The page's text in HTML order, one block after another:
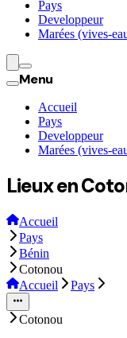
Pays
Developpeur
Marées (vives-
Menu
Accueil
Pays
Developpeur
Marées (vives-
Lieux en
Accueil
Pays
Bénin
Cotonou
Accueil
Pays
Cotonou